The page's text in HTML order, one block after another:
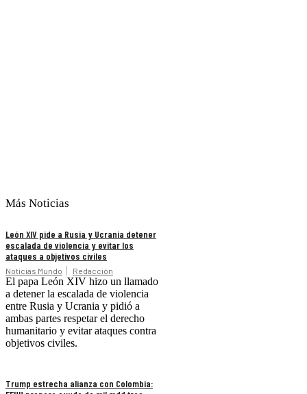
Más Noticias
León XIV pide a Rusia y Ucrania detener
escalada de violencia y evitar los
ataques a objetivos civiles
Noticias Mundo Redacción
El papa León XIV hizo un llamado
a detener la escalada de violencia
entre Rusia y Ucrania y pidió a
ambas partes respetar el derecho
humanitario y evitar ataques contra
objetivos civiles.
Trump estrecha alianza con Colombia: